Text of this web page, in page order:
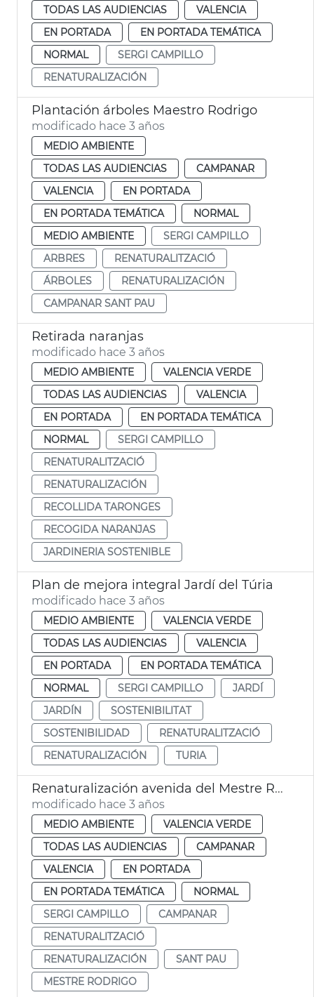
TODAS LAS AUDIENCIAS
VALENCIA
EN PORTADA
EN PORTADA TEMÁTICA
NORMAL
SERGI CAMPILLO
RENATURALIZACIÓN
Plantación árboles Maestro Rodrigo
modificado hace 3 años
MEDIO AMBIENTE
TODAS LAS AUDIENCIAS
CAMPANAR
VALENCIA
EN PORTADA
EN PORTADA TEMÁTICA
NORMAL
MEDIO AMBIENTE
SERGI CAMPILLO
ARBRES
RENATURALITZACIÓ
ÁRBOLES
RENATURALIZACIÓN
CAMPANAR SANT PAU
Retirada naranjas
modificado hace 3 años
MEDIO AMBIENTE
VALENCIA VERDE
TODAS LAS AUDIENCIAS
VALENCIA
EN PORTADA
EN PORTADA TEMÁTICA
NORMAL
SERGI CAMPILLO
RENATURALITZACIÓ
RENATURALIZACIÓN
RECOLLIDA TARONGES
RECOGIDA NARANJAS
JARDINERIA SOSTENIBLE
Plan de mejora integral Jardí del Túria
modificado hace 3 años
MEDIO AMBIENTE
VALENCIA VERDE
TODAS LAS AUDIENCIAS
VALENCIA
EN PORTADA
EN PORTADA TEMÁTICA
NORMAL
SERGI CAMPILLO
JARDÍ
JARDÍN
SOSTENIBILITAT
SOSTENIBILIDAD
RENATURALITZACIÓ
RENATURALIZACIÓN
TURIA
Renaturalización avenida del Mestre Rodrigo
modificado hace 3 años
MEDIO AMBIENTE
VALENCIA VERDE
TODAS LAS AUDIENCIAS
CAMPANAR
VALENCIA
EN PORTADA
EN PORTADA TEMÁTICA
NORMAL
SERGI CAMPILLO
CAMPANAR
RENATURALITZACIÓ
RENATURALIZACIÓN
SANT PAU
MESTRE RODRIGO